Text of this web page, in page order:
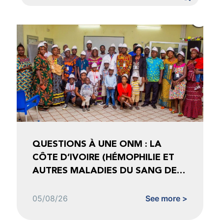
QUESTIONS À UNE ONM : LA
CÔTE D’IVOIRE (HÉMOPHILIE ET
AUTRES MALADIES DU SANG DE
05/08/26 See more >